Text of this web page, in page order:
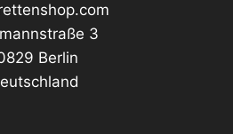
3
Berlin